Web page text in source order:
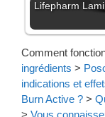
Lifepharm
Comment
ingrédients >
indications et
Burn Active ? >
> Vous